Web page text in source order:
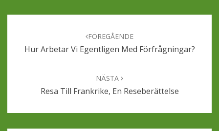
FÖREGÅENDE
Hur Arbetar Vi Egentligen Med Förfrågningar?
NÄSTA
Resa Till Frankrike, En Reseberättelse